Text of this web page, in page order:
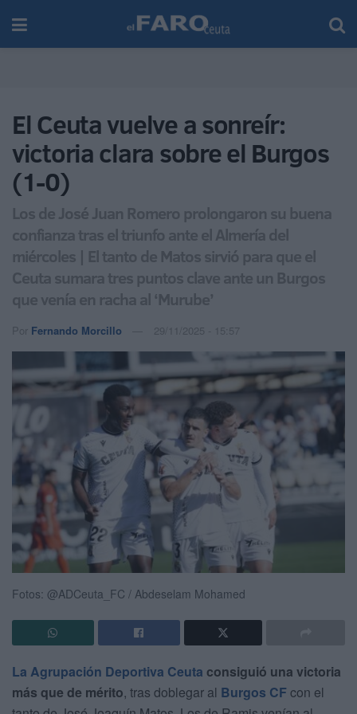
El Ceuta vuelve a sonreír:
victoria clara sobre el Burgos
(1-0)
Los de José Juan Romero prolongaron su buena
confianza tras el triunfo ante el Almería del
miércoles | El tanto de Matos sirvió para que el
Ceuta sumara tres puntos clave ante un Burgos
que venía en racha al ‘Murube’
Por Fernando Morcillo 29/11/2025 - 15:57
Fotos: @ADCeuta_FC / Abdeselam Mohamed
La Agrupación Deportiva Ceuta consiguió una victoria
más que de mérito, tras doblegar al Burgos CF con el